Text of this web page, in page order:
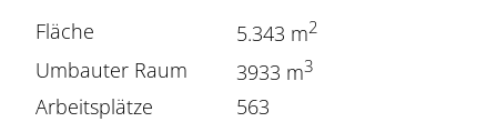
Fläche 5.343 m2
Umbauter Raum 3933 m3
Arbeitsplätze
563